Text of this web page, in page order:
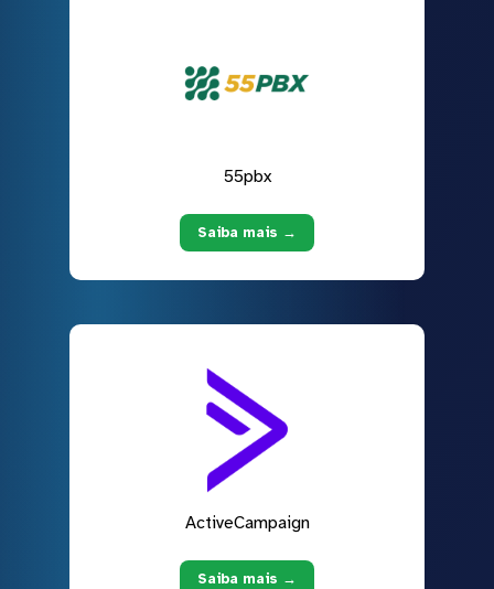
55pbx
Saiba mais →
ActiveCampaign
Saiba mais →